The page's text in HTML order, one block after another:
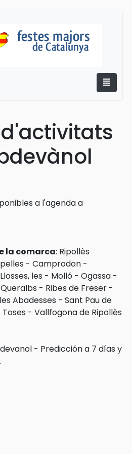
a l'agenda a
la comarca: Ripollès
- Camprodon -
Llosses, les - Molló - Ogassa -
Queralbs - Ribes de Freser -
Abadesses - Sant Pau de
Toses - Vallfogona de Ripollès